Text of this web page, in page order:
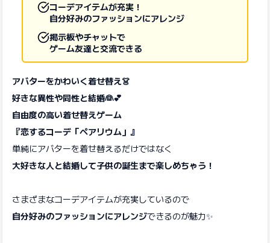
コーデアイテムが充実！
自分好みのファッションにアレンジ
掲示板やチャットで
ゲーム友達と交流できる
アバターをかわいく着せ替え👗
好きな異性や同性と結婚👰💕
自由度の高い着せ替えゲーム
『恋するコーデ「ペアリウム」』
単純にアバターを着せ替えるだけではなく
大好きな人と結婚して子供の誕生まで楽しめちゃう！
さまざまなコーデアイテムが充実しているので
自分好みのファッションにアレンジできるのが魅力✨